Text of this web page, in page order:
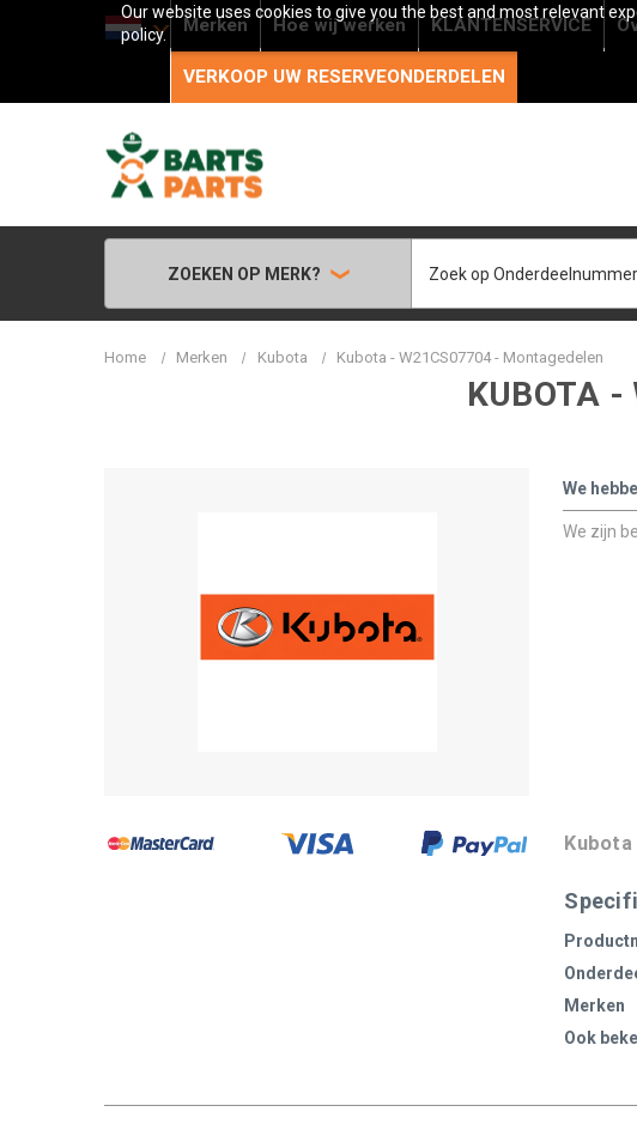
Our website uses cookies to give you the best and most relevant
policy.
Merken Hoe wij werken KLANTENSERVICE
VERKOOP UW RESERVEONDERDELEN
ZOEKEN OP MERK?
Home Merken Kubota Kubota - W21CS07704 - Montagedelen
KUBOTA -
We
We zijn
Merken
Ook